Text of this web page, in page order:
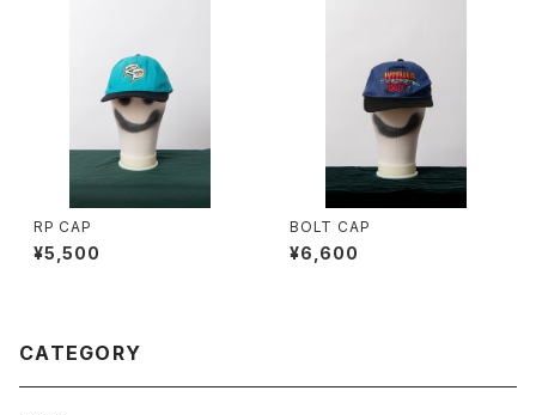
RP CAP
¥5,500
BOLT CAP
¥6,600
CATEGORY